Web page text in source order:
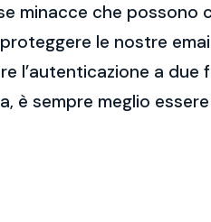
minacce che
le nostre
l’autenticazione a
è sempre meglio